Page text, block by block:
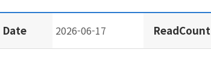
Date 2026-06-17 ReadCount